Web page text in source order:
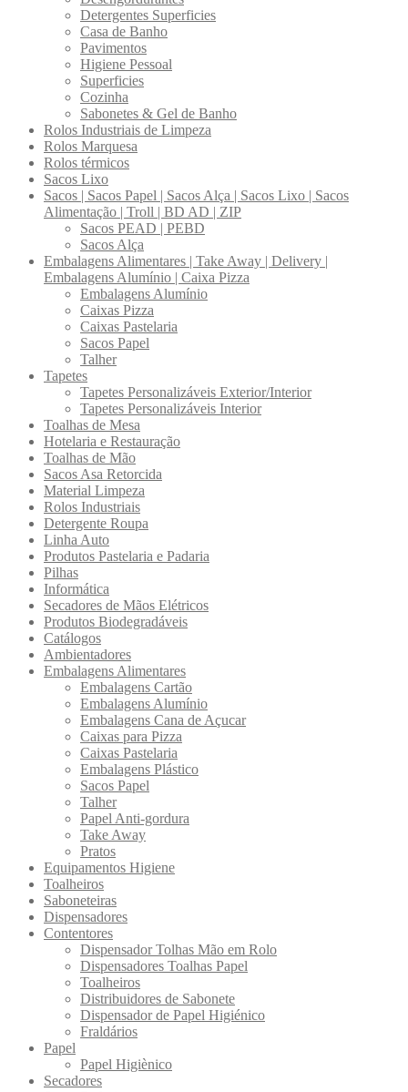
Detergentes Superficies
Casa de Banho
Pavimentos
Higiene Pessoal
Superficies
Cozinha
Sabonetes & Gel de Banho
Rolos Industriais de Limpeza
Rolos Marquesa
Rolos térmicos
Sacos Lixo
Sacos | Sacos Papel | Sacos Alça | Sacos Lixo | Sacos
Alimentação | Troll | BD AD | ZIP
Sacos PEAD | PEBD
Sacos Alça
Embalagens Alimentares | Take Away | Delivery |
Embalagens Alumínio | Caixa Pizza
Embalagens Alumínio
Caixas Pizza
Caixas Pastelaria
Sacos Papel
Talher
Tapetes
Tapetes Personalizáveis Exterior/Interior
Tapetes Personalizáveis Interior
Toalhas de Mesa
Hotelaria e Restauração
Toalhas de Mão
Sacos Asa Retorcida
Material Limpeza
Rolos Industriais
Detergente Roupa
Linha Auto
Produtos Pastelaria e Padaria
Pilhas
Informática
Secadores de Mãos Elétricos
Produtos Biodegradáveis
Catálogos
Ambientadores
Embalagens Alimentares
Embalagens Cartão
Embalagens Alumínio
Embalagens Cana de Açucar
Caixas para Pizza
Caixas Pastelaria
Embalagens Plástico
Sacos Papel
Talher
Papel Anti-gordura
Take Away
Pratos
Equipamentos Higiene
Toalheiros
Saboneteiras
Dispensadores
Contentores
Dispensador Tolhas Mão em Rolo
Dispensadores Toalhas Papel
Toalheiros
Distribuidores de Sabonete
Dispensador de Papel Higiénico
Fraldários
Papel
Papel Higiènico
Secadores